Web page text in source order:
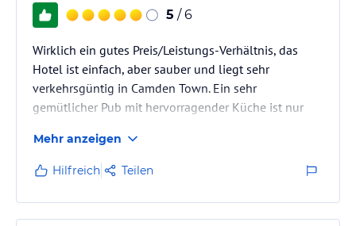
5 / 6
Wirklich ein gutes Preis/Leistungs-Verhältnis, das
Hotel ist einfach, aber sauber und liegt sehr
verkehrsgüntig in Camden Town. Ein sehr
gemütlicher Pub mit hervorragender Küche ist nur
Wir waren schon öfters in diesem Hotel und würden
ohne zu zögern wiederkommen. Einzig Liebhaber
üppiger Frühstücksbuffets kommen hier nicht auf
ihre Kosten. ;)
Mehr anzeigen
Hilfreich Teilen